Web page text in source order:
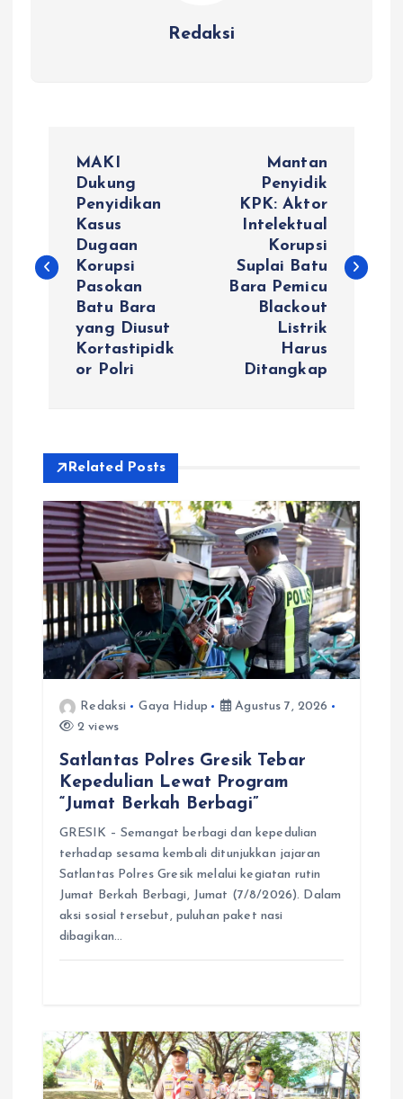
Redaksi
i
p
o
s
MAKI
Dukung
Penyidikan
Kasus
Dugaan
Korupsi
Pasokan
Batu Bara
yang Diusut
Kortastipidk
or Polri
Mantan
Penyidik
KPK: Aktor
Intelektual
Korupsi
Suplai Batu
Bara Pemicu
Blackout
Listrik
Harus
Ditangkap
Related Posts
Redaksi Gaya Hidup
Agustus 7, 2026
2 views
Satlantas Polres Gresik Tebar
Kepedulian Lewat Program
“Jumat Berkah Berbagi”
GRESIK – Semangat berbagi dan kepedulian
terhadap sesama kembali ditunjukkan jajaran
Satlantas Polres Gresik melalui kegiatan rutin
Jumat Berkah Berbagi, Jumat (7/8/2026). Dalam
aksi sosial tersebut, puluhan paket nasi
dibagikan…